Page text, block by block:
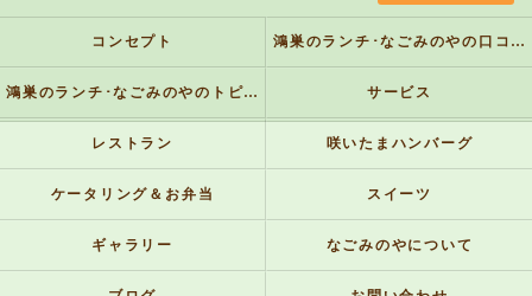
コンセプト 鴻巣のランチ･なごみのやの口コミ情報
鴻巣のランチ･なごみのやのトピックス サービス
レストラン 咲いたまハンバーグ
ケータリング＆お弁当 スイーツ
ギャラリー なごみのやについて